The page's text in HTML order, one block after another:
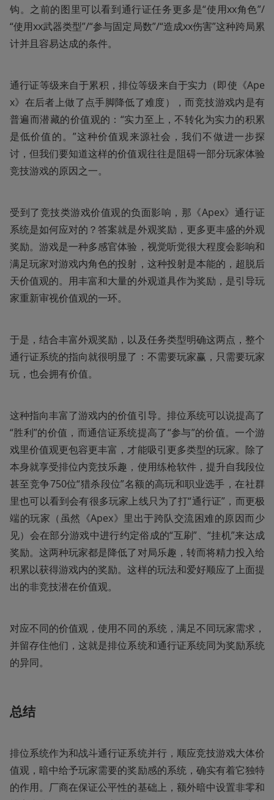
钩。之前的图里可以看到通行证任务更多是“使用xx角色”/
“使用xx武器类型”/“参与固定局数”/“造成xx伤害”这种跨局累
计并且容易达成的条件。
通行证等级来自于累积，排位等级来自于实力（即使《Ape
x》在后者上做了点手脚降低了难度），而竞技游戏内是有
普遍而潜藏的价值观的：“实力至上，不转化为实力的积累
是低价值的。”这种价值观来源社会，我们不做进一步探
讨，但我们要知道这样的价值观往往是阻碍一部分玩家体验
竞技游戏的原因之一。
受到了竞技类游戏价值观的负面影响，那《Apex》通行证
系统是如何应对的？答案就是外观奖励，更多更丰盛的外观
奖励。游戏是一种多感官体验，视觉听觉很大程度会影响和
满足玩家对游戏内角色的投射，这种投射是本能的，超脱后
天价值观的。用丰富和大量的外观道具作为奖励，是引导玩
家重新审视价值观的一环。
于是，结合丰富外观奖励，以及任务类型明确这两点，整个
通行证系统的指向就很明显了：不需要玩家赢，只需要玩家
玩，也会拥有价值。
这种指向丰富了游戏内的价值引导。排位系统可以说提高了
“胜利”的价值，而通信证系统提高了“参与”的价值。一个游
戏里价值观更包容更丰富，才能吸引更多类型的玩家。除了
本身就享受排位内竞技乐趣，使用练枪软件，提升自我段位
甚至竞争750位“猎杀段位”名额的高玩和职业选手，在社群
里也可以看到会有很多玩家上线只为了打“通行证”，而更极
端的玩家（虽然《Apex》里出于跨队交流困难的原因而少
见）会在部分游戏中进行约定俗成的“互刷”、“挂机”来达成
奖励。这两种玩家都是降低了对局乐趣，转而将精力投入给
积累以获得游戏内的奖励。这样的玩法和爱好顺应了上面提
出的非竞技潜在价值观。
对应不同的价值观，使用不同的系统，满足不同玩家需求，
并留存住他们，这就是排位系统和通行证系统同为奖励系统
的异同。
总结
排位系统作为和战斗通行证系统并行，顺应竞技游戏大体价
值观，暗中给予玩家需要的奖励感的系统，确实有着它独特
的作用。厂商在保证公平性的基础上，额外暗中设置非零和